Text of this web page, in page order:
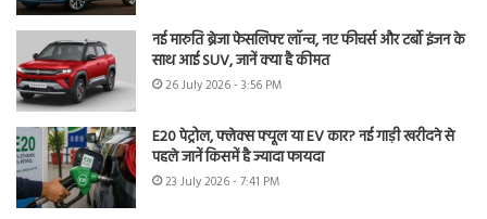
नई मारुति ब्रेजा फेसलिफ्ट लॉन्च, नए फीचर्स और टर्बो इंजन के
साथ आई SUV, जानें क्या है कीमत
26 July 2026 - 3:56 PM
E20 पेट्रोल, फ्लेक्स फ्यूल या EV कार? नई गाड़ी खरीदने से
पहले जानें किसमें है ज्यादा फायदा
23 July 2026 - 7:41 PM